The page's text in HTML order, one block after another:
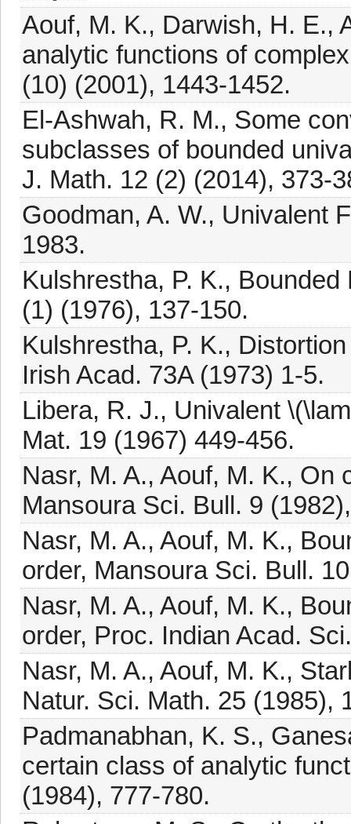
Aouf, M. K., Darwish, H. E.,
analytic functions of
(10) (2001), 1443-1452.
El-Ashwah, R. M., Some
subclasses of bounded
J. Math. 12 (2) (2014), 373-
Goodman, A. W., Univalent
1983.
Kulshrestha, P. K.,
(1) (1976), 137-150.
Kulshrestha, P. K.,
Irish Acad. 73A (1973) 1-5.
Libera, R. J., Univalent
Mat. 19 (1967) 449-456.
Nasr, M. A., Aouf, M. K., On
Mansoura Sci. Bull. 9
Nasr, M. A., Aouf, M. K.,
order, Mansoura Sci. Bull.
Nasr, M. A., Aouf, M. K.,
order, Proc. Indian Acad.
Nasr, M. A., Aouf, M. K.,
Natur. Sci. Math. 25 (1985),
Padmanabhan, K. S.,
certain class of analytic
(1984), 777-780.